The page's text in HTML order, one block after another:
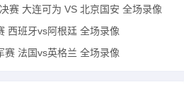
赛 大连可为 VS 北京国安 全场录像
西班牙vs阿根廷 全场录像
法国vs英格兰 全场录像